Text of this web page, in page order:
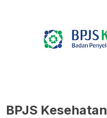
BPJS Kesehatan